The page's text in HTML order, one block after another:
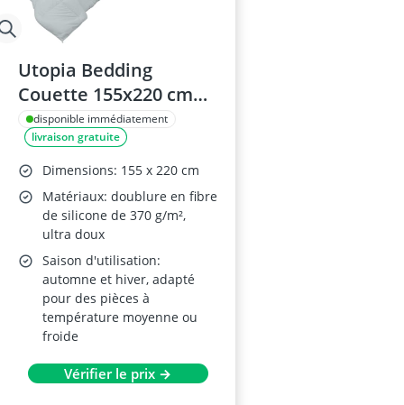
Utopia Bedding
Couette 155x220 cm
Gris Clair
disponible immédiatement
livraison gratuite
Dimensions: 155 x 220 cm
Matériaux: doublure en fibre
de silicone de 370 g/m²,
ultra doux
Saison d'utilisation:
automne et hiver, adapté
pour des pièces à
température moyenne ou
froide
Vérifier le prix →